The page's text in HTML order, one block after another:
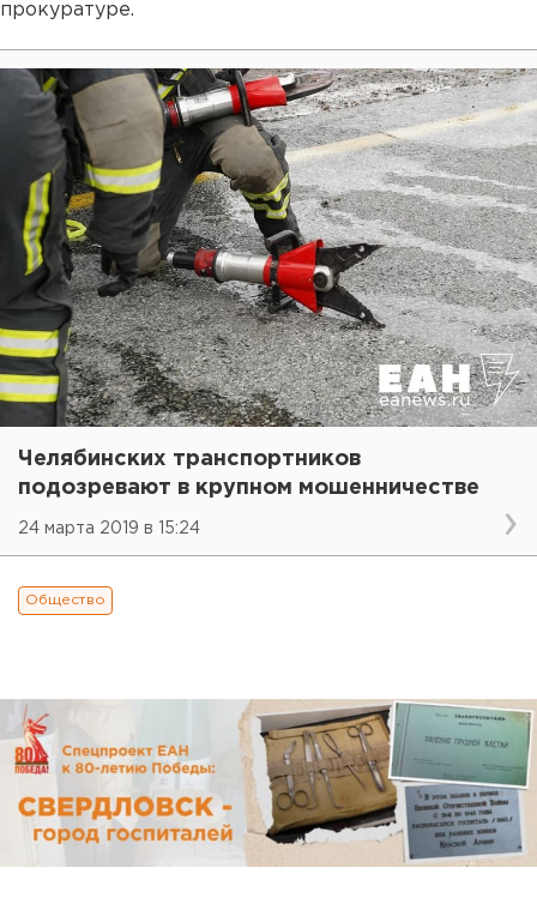
прокуратуре.
Челябинских транспортников
подозревают в крупном мошенничестве
24 марта 2019 в 15:24
Общество